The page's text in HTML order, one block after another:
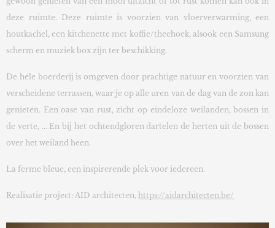
deze ruimte. Deze ruimte is voorzien van vloerverwarming, een
houtkachel, een kitchenette met koffie/theehoek, alsook een Samsung
scherm en muziek box zijn ter beschikking.
De hele boerderij is omgeven door prachtige natuur en voorzien van
verscheidene terrassen, waar je op alle uren van de dag van de zon kan
genieten. Een oase van rust, zicht op eindeloze weilanden, bossen in
de verte, ... En bij het ochtendgloren dartelen de herten uit de bossen
over het weiland heen.
La ferme bleue, een inspirerende plek voor iedereen.
Realisatie project: AID architecten, https://aidarchitecten.be/